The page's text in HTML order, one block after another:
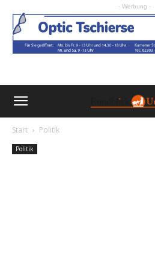
- Werbung -
Start Politik
Politik